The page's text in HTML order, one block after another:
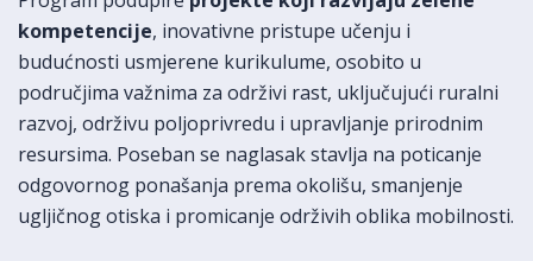
kompetencije, inovativne pristupe učenju i
budućnosti usmjerene kurikulume, osobito u
područjima važnima za održivi rast, uključujući ruralni
razvoj, održivu poljoprivredu i upravljanje prirodnim
resursima. Poseban se naglasak stavlja na poticanje
odgovornog ponašanja prema okolišu, smanjenje
ugljičnog otiska i promicanje održivih oblika mobilnosti.